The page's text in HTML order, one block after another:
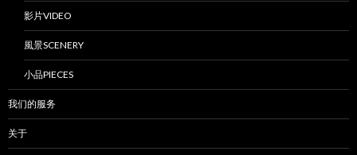
影片VIDEO
風景SCENERY
小品PIECES
我们的服务
关于